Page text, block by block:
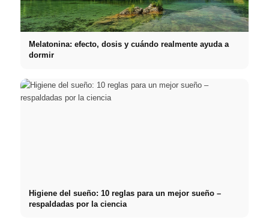
Melatonina: efecto, dosis y cuándo realmente ayuda a
dormir
Higiene del sueño: 10 reglas para un mejor sueño –
respaldadas por la ciencia